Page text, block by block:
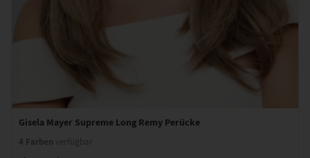
Gisela Mayer Supreme Long Remy Perücke